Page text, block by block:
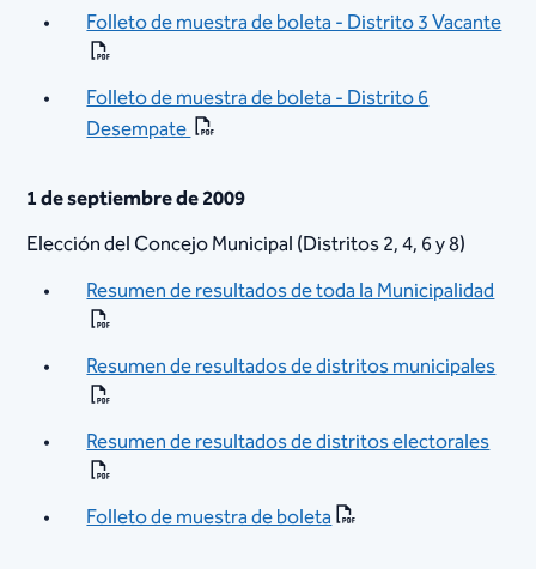
Folleto de muestra de boleta - Distrito 3 Vacante
Folleto de muestra de boleta - Distrito 6
Desempate
1 de septiembre de 2009
Elección del Concejo Municipal (Distritos 2, 4, 6 y 8)
Resumen de resultados de toda la Municipalidad
Resumen de resultados de distritos municipales
Resumen de resultados de distritos electorales
Folleto de muestra de boleta